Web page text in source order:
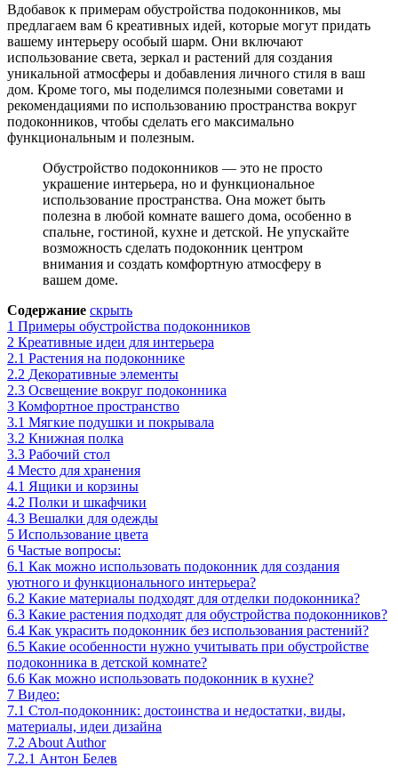
Вдобавок к примерам обустройства подоконников, мы
предлагаем вам 6 креативных идей, которые могут придать
вашему интерьеру особый шарм. Они включают
использование света, зеркал и растений для создания
уникальной атмосферы и добавления личного стиля в ваш
дом. Кроме того, мы поделимся полезными советами и
рекомендациями по использованию пространства вокруг
подоконников, чтобы сделать его максимально
функциональным и полезным.
Обустройство подоконников — это не просто
украшение интерьера, но и функциональное
использование пространства. Она может быть
полезна в любой комнате вашего дома, особенно в
спальне, гостиной, кухне и детской. Не упускайте
возможность сделать подоконник центром
внимания и создать комфортную атмосферу в
вашем доме.
Содержание скрыть
1 Примеры обустройства подоконников
2 Креативные идеи для интерьера
2.1 Растения на подоконнике
2.2 Декоративные элементы
2.3 Освещение вокруг подоконника
3 Комфортное пространство
3.1 Мягкие подушки и покрывала
3.2 Книжная полка
3.3 Рабочий стол
4 Место для хранения
4.1 Ящики и корзины
4.2 Полки и шкафчики
4.3 Вешалки для одежды
5 Использование цвета
6 Частые вопросы:
6.1 Как можно использовать подоконник для создания
уютного и функционального интерьера?
6.2 Какие материалы подходят для отделки подоконника?
6.3 Какие растения подходят для обустройства подоконников?
6.4 Как украсить подоконник без использования растений?
6.5 Какие особенности нужно учитывать при обустройстве
подоконника в детской комнате?
6.6 Как можно использовать подоконник в кухне?
7 Видео:
7.1 Стол-подоконник: достоинства и недостатки, виды,
материалы, идеи дизайна
7.2 About Author
7.2.1 Антон Белев